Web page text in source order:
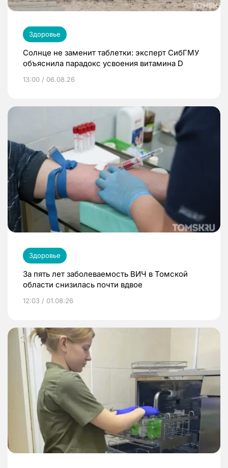
Здоровье
Солнце не заменит таблетки: эксперт СибГМУ
объяснила парадокс усвоения витамина D
13:00 / 06.08.26
Здоровье
За пять лет заболеваемость ВИЧ в Томской
области снизилась почти вдвое
12:03 / 01.08.26